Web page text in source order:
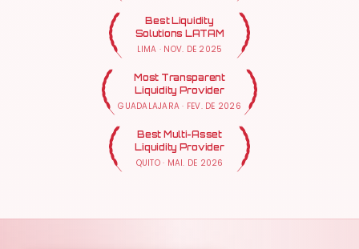
Best Liquidity
Solutions LATAM
LIMA · NOV. DE 2025
Most Transparent
Liquidity Provider
GUADALAJARA · FEV. DE 2026
Best Multi-Asset
Liquidity Provider
QUITO· MAI. DE 2026